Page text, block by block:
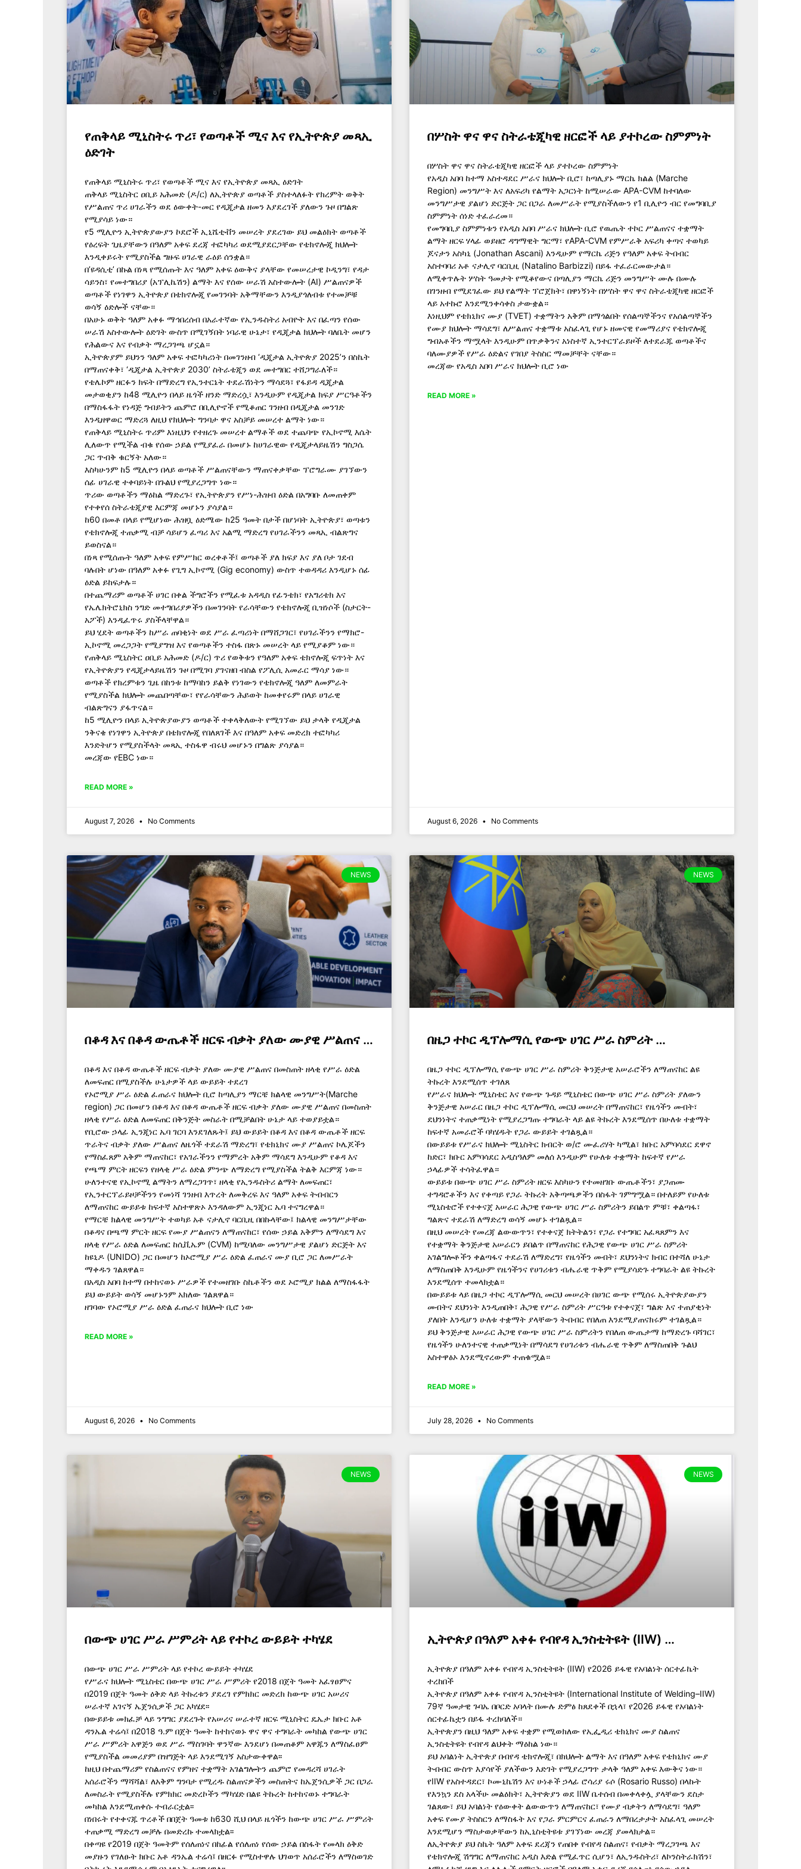
የጠቅላይ ሚኒስትሩ ጥሪ፣ የወጣቶች ሚና እና የኢትዮጵያ መጻኢ
ዕድገት
የጠቅላይ ሚኒስትሩ ጥሪ፣ የወጣቶች ሚና እና የኢትዮጵያ መጻኢ ዕድገት
ጠቅላይ ሚኒስትር ዐቢይ አሕመድ (ዶ/ር) ለኢትዮጵያ ወጣቶች ያስተላለፉት የክረምት ወቅት
የሥልጠና ጥሪ ሀገራችን ወደ ዕውቀት-መር የዲጂታል ዘመን እያደረገች ያለውን ጉዞ በግልጽ
የሚያሳይ ነው።
የ5 ሚሊዮን ኢትዮጵያውያን ኮደሮች ኢኒሼቲቭን መሠረት ያደረገው ይህ መልዕክት ወጣቶች
የዕረፍት ጊዜያቸውን በዓለም አቀፍ ደረጃ ተፎካካሪ ወደሚያደርጋቸው የቴክኖሎጂ ክህሎት
እንዲቀይሩት የሚያስችል ግዙፍ ሀገራዊ ራዕይ ሰንቋል።
በ’ዩዳሲቲ’ በኩል በነጻ የሚሰጡት እና ዓለም አቀፍ ዕውቅና ያላቸው የመሠረታዊ ኮዲንግ፣ የዳታ
ሳይንስ፣ የመተግበሪያ (አፕሊኬሽን) ልማት እና የሰው ሠራሽ አስተውሎት (AI) ሥልጠናዎች
ወጣቶች የነገዋን ኢትዮጵያ በቴክኖሎጂ የመገንባት አቅማቸውን እንዲያጎለብቱ የተመቻቹ
ወሳኝ ዕድሎች ናቸው።
በአሁኑ ወቅት ዓለም አቀፉ ማኅበረሰብ በአራተኛው የኢንዱስትሪ አብዮት እና በፈጣን የሰው
ሠራሽ አስተውሎት ዕድገት ውስጥ በሚገኝበት ነባራዊ ሁኔታ፣ የዲጂታል ክህሎት ባለቤት መሆን
የሕልውና እና የብቃት ማረጋገጫ ሆኗል።
ኢትዮጵያም ይህንን ዓለም አቀፍ ተፎካካሪነት በመገንዘብ ‘ዲጂታል ኢትዮጵያ 2025’ን በስኬት
በማጠናቀቅ፣ ‘ዲጂታል ኢትዮጵያ 2030’ ስትራቴጂን ወደ መተግበር ተሸጋግራለች።
የቴሌኮም ዘርፉን ክፍት በማድረግ የኢንተርኔት ተደራሽነትን ማሳደጓ፣ የፋይዳ ዲጂታል
መታወቂያን ከ48 ሚሊዮን በላይ ዜጎች ዘንድ ማድረሷ፣ እንዲሁም የዲጂታል ክፍያ ሥርዓቶችን
በማስፋፋት የነዳጅ ግብይትን ጨምሮ በቢሊዮኖች የሚቆጠር ገንዘብ በዲጂታል መንገድ
እንዲዘዋወር ማድረጓ ለዚህ የክህሎት ግንባታ ዋና አስቻይ መሠረተ ልማት ነው።
የጠቅላይ ሚኒስትሩ ጥሪም እነዚህን የተዘረጉ መሠረተ ልማቶች ወደ ተጨባጭ የኢኮኖሚ እሴት
ሊለውጥ የሚችል ብቁ የሰው ኃይል የሚያፈራ በመሆኑ ከሀገራዊው የዲጂታላይዜሽን ግስጋሴ
ጋር ጥብቅ ቁርኝት አለው።
እስካሁንም ከ5 ሚሊዮን በላይ ወጣቶች ሥልጠናቸውን ማጠናቀቃቸው ፕሮግራሙ ያገኘውን
ሰፊ ሀገራዊ ተቀባይነት በጉልህ የሚያረጋግጥ ነው።
ጥሪው ወጣቶችን ማዕከል ማድረጉ፣ የኢትዮጵያን የሥነ-ሕዝብ ዕድል በአግባቡ ለመጠቀም
የተቀየሰ ስትራቴጂያዊ እርምጃ መሆኑን ያሳያል።
ከ60 በመቶ በላይ የሚሆነው ሕዝቧ ዕድሜው ከ25 ዓመት በታች በሆነባት ኢትዮጵያ፣ ወጣቱን
የቴክኖሎጂ ተጠቃሚ ብቻ ሳይሆን ፈጣሪ እና አልሚ ማድረግ የሀገራችንን መጻኢ ብልጽግና
ይወስናል።
በነጻ የሚሰጡት ዓለም አቀፍ የምሥክር ወረቀቶች፤ ወጣቶች ያለ ክፍያ እና ያለ ቦታ ገደብ
ባሉበት ሆነው በዓለም አቀፉ የጊግ ኢኮኖሚ (Gig economy) ውስጥ ተወዳዳሪ እንዲሆኑ ሰፊ
ዕድል ይከፍታሉ።
በተጨማሪም ወጣቶች ሀገር በቀል ችግሮችን የሚፈቱ አዳዲስ የፊንቴክ፣ የአግሪቴክ እና
የኤሌክትሮኒክስ ንግድ መተግበሪያዎችን በመገንባት የራሳቸውን የቴክኖሎጂ ቢዝነሶች (ስታርት-
አፖች) እንዲፈጥሩ ያስችላቸዋል።
ይህ ሂደት ወጣቶችን ከሥራ ጠባቂነት ወደ ሥራ ፈጣሪነት በማሸጋገር፣ የሀገራችንን የማክሮ-
ኢኮኖሚ መረጋጋት የሚያግዝ እና የወጣቶችን ተስፋ በጽኑ መሠረት ላይ የሚያቆም ነው።
የጠቅላይ ሚኒስትር ዐቢይ አሕመድ (ዶ/ር) ጥሪ የወቅቱን የዓለም አቀፍ ቴክኖሎጂ ፍጥነት እና
የኢትዮጵያን የዲጂታላይዜሽን ጉዞ በሚገባ ያገናዘበ ብስል የፖሊሲ አመራር ማሳያ ነው።
ወጣቶች የክረምቱን ጊዜ በከንቱ ከማባከን ይልቅ የነገውን የቴክኖሎጂ ዓለም ለመምራት
የሚያስችል ክህሎት መጨበጣቸው፣ የየራሳቸውን ሕይወት ከመቀየሩም በላይ ሀገራዊ
ብልጽግናን ያፋጥናል።
ከ5 ሚሊዮን በላይ ኢትዮጵያውያን ወጣቶች ተቀላቅለውት የሚገኘው ይህ ታላቅ የዲጂታል
ንቅናቄ የነገዋን ኢትዮጵያ በቴክኖሎጂ የበለጸገች እና በዓለም አቀፍ መድረክ ተፎካካሪ
እንድትሆን የሚያስችላት መጻኢ ተስፋዋ ብሩህ መሆኑን በግልጽ ያሳያል።
መረጃው የEBC ነው።
READ MORE »
August 7, 2026 No Comments
በሦስት ዋና ዋና ስትራቴጂካዊ ዘርፎች ላይ ያተኮረው ስምምነት
በሦስት ዋና ዋና ስትራቴጂካዊ ዘርፎች ላይ ያተኮረው ስምምነት
የአዲስ አበባ ከተማ አስተዳደር ሥራና ክህሎት ቢሮ፣ ከጣሊያኑ ማርኬ ክልል (Marche
Region) መንግሥት እና ለአፍሪካ የልማት አጋርነት ከሚሠራው APA-CVM ከተባለው
መንግሥታዊ ያልሆነ ድርጅት ጋር በጋራ ለመሥራት የሚያስችለውን የ1 ቢሊዮን ብር የመግባቢያ
ስምምነት ሰነድ ተፈራረመ።
የመግባቢያ ስምምነቱን የአዲስ አበባ ሥራና ክህሎት ቢሮ የዉጤት ተኮር ሥልጠናና ተቋማት
ልማት ዘርፍ ሃላፊ ወይዘሮ ዳግማዊት ግርማ፣ የAPA-CVM የምሥራቅ አፍሪካ ቀጣና ተወካይ
ጆናታን አስካኒ (Jonathan Ascani) እንዲሁም የማርኬ ሪጅን የዓለም አቀፍ ትብብር
አስተባባሪ አቶ ናታሊኖ ባርቢዚ (Natalino Barbizzi) በይፋ ተፈራርመውታል።
ለሚቀጥሉት ሦስት ዓመታት የሚቆየውና በጣሊያን ማርኬ ሪጅን መንግሥት ሙሉ በሙሉ
በገንዘብ የሚደገፈው ይህ የልማት ፕሮጀክት፣ በዋነኝነት በሦስት ዋና ዋና ስትራቴጂካዊ ዘርፎች
ላይ አተኩሮ እንደሚንቀሳቀስ ታውቋል።
እነዚህም የቴክኒክና ሙያ (TVET) ተቋማትን አቅም በማጎልበት የሰልጣኞችንና የአሰልጣኞችን
የሙያ ክህሎት ማሳደግ፣ ለሥልጠና ተቋማቱ አስፈላጊ የሆኑ ዘመናዊ የመማሪያና የቴክኖሎጂ
ግብአቶችን ማሟላት እንዲሁም በጥቃቅንና አነስተኛ ኢንተርፕራይዞች ለተደራጁ ወጣቶችና
ባለሙያዎች የሥራ ዕድልና የገበያ ትስስር ማመቻቸት ናቸው።
መረጃው የአዲስ አበባ ሥራና ክህሎት ቢሮ ነው
READ MORE »
August 6, 2026 No Comments
NEWS
በቆዳ እና በቆዳ ውጤቶች ዘርፍ ብቃት ያለው ሙያዊ ሥልጠና …
በቆዳ እና በቆዳ ውጤቶች ዘርፍ ብቃት ያለው ሙያዊ ሥልጠና በመስጠት ዘላቂ የሥራ ዕድል
ለመፍጠር በሚያስችሉ ሁኔታዎች ላይ ውይይት ተደረገ
የኦሮሚያ ሥራ ዕድል ፈጠራና ክህሎት ቢሮ ከጣሊያን ማርቼ ክልላዊ መንግሥት(Marche
region) ጋር በመሆን በቆዳ እና በቆዳ ውጤቶች ዘርፍ ብቃት ያለው ሙያዊ ሥልጠና በመስጠት
ዘላቂ የሥራ ዕድል ለመፍጠር በቅንጅት መስራት በሚቻልበት ሁኔታ ላይ ተወያይቷል።
የቢሮው ኃላፊ ኢንጂነር ኤባ ገርባ እንደገለጹት፤ ይህ ውይይት በቆዳ እና በቆዳ ውጤቶች ዘርፍ
ጥራትና ብቃት ያለው ሥልጠና ለዜጎች ተደራሽ ማድረግ፣ የቴክኒክና ሙያ ሥልጠና ኮሌጆችን
የማስፈጸም አቅም ማጠናከር፣ የአገራችንን የማምረት አቅም ማሳደግ እንዲሁም የቆዳ እና
የጫማ ምርት ዘርፍን የዘላቂ ሥራ ዕድል ምንጭ ለማድረግ የሚያስችል ትልቅ እርምጃ ነው።
ሁለንተናዊ የኢኮኖሚ ልማትን ለማረጋገጥ፣ ዘላቂ የኢንዱስትሪ ልማት ለመፍጠር፣
የኢንተርፕራይዞቻችንን የመነሻ ገንዘብ እጥረት ለመቅረፍ እና ዓለም አቀፍ ትብብርን
ለማጠናከር ውይይቱ ከፍተኛ አስተዋጽኦ እንዳለውም ኢንጂነር ኤባ ተናግረዋል።
የማርቼ ክልላዊ መንግሥት ተወካይ አቶ ናታሊኖ ባርቢዚ በበኩላቸው፤ ክልላዊ መንግሥታቸው
በቆዳና በጫማ ምርት ዘርፍ የሙያ ሥልጠናን ለማጠናከር፣ የሰው ኃይል አቅምን ለማሳደግ እና
ዘላቂ የሥራ ዕድል ለመፍጠር ከሲቪኤም (CVM) ከሚባለው መንግሥታዊ ያልሆነ ድርጅት እና
ከዩኒዶ (UNIDO) ጋር በመሆን ከኦሮሚያ ሥራ ዕድል ፈጠራና ሙያ ቢሮ ጋር ለመሥራት
ማቀዱን ገልጸዋል።
በአዲስ አበባ ከተማ በተከናወኑ ሥራዎች የተመዘገቡ ስኬቶችን ወደ ኦሮሚያ ክልል ለማስፋፋት
ይህ ውይይት ወሳኝ መሆኑንም አክለው ገልጸዋል።
ዘገባው የኦሮሚያ ሥራ ዕድል ፈጠራና ክህሎት ቢሮ ነው
READ MORE »
August 6, 2026 No Comments
NEWS
በዜጋ ተኮር ዲፕሎማሲ የውጭ ሀገር ሥራ ስምሪት …
በዜጋ ተኮር ዲፕሎማሲ የውጭ ሀገር ሥራ ስምሪት ቅንጅታዊ አሠራሮችን ለማጠናከር ልዩ
ትኩረት እንደሚሰጥ ተገለጸ
የሥራና ክህሎት ሚኒስቴር እና የውጭ ጉዳይ ሚኒስቴር በውጭ ሀገር ሥራ ስምሪት ያለውን
ቅንጅታዊ አሠራር በዜጋ ተኮር ዲፕሎማሲ መርህ መሠረት በማጠናከር፣ የዜጎችን መብት፣
ደህንነትና ተጠቃሚነት የሚያረጋግጡ ተግባራት ላይ ልዩ ትኩረት እንደሚሰጥ በሁለቱ ተቋማት
ከፍተኛ አመራሮች ባካሄዱት የጋራ ውይይት ተገልጿል።
በውይይቱ የሥራና ክህሎት ሚኒስትር ክብርት ወ/ሮ ሙፈሪሃት ካሚል፣ ክቡር አምባሳደር ደዋኖ
ከድር፣ ክቡር አምባሳደር አዲስዓለም መለሰ እንዲሁም የሁለቱ ተቋማት ከፍተኛ የሥራ
ኃላፊዎች ተሳትፈዋል።
ውይይቱ በውጭ ሀገር ሥራ ስምሪት ዘርፍ እስካሁን የተመዘገቡ ውጤቶችን፣ ያጋጠሙ
ተግዳሮቶችን እና የቀጣይ የጋራ ትኩረት አቅጣጫዎችን በስፋት ገምግሟል። በተለይም የሁለቱ
ሚኒስቴሮች የተቀናጀ አሠራር ሕጋዊ የውጭ ሀገር ሥራ ስምሪትን ይበልጥ ምቹ፣ ቀልጣፋ፣
ግልጽና ተደራሽ ለማድረግ ወሳኝ መሆኑ ተገልጿል።
በዚህ መሠረት የመረጃ ልውውጥን፣ የተቀናጀ ክትትልን፣ የጋራ የተግባር አፈጻጸምን እና
የተቋማት ቅንጅታዊ አሠራርን ይበልጥ በማጠናከር የሕጋዊ የውጭ ሀገር ሥራ ስምሪት
አገልግሎቶችን ቀልጣፋና ተደራሽ ለማድረግ፣ የዜጎችን መብት፣ ደህንነትና ክብር በተሻለ ሁኔታ
ለማስጠበቅ እንዲሁም የዜጎችንና የሀገሪቱን ብሔራዊ ጥቅም የሚያሳድጉ ተግባራት ልዩ ትኩረት
እንደሚሰጥ ተመላክቷል።
በውይይቱ ላይ በዜጋ ተኮር ዲፕሎማሲ መርህ መሠረት በሀገር ውጭ የሚሰሩ ኢትዮጵያውያን
መብትና ደህንነት እንዲጠበቅ፣ ሕጋዊ የሥራ ስምሪት ሥርዓቱ የተቀናጀ፣ ግልጽ እና ተጠያቂነት
ያለበት እንዲሆን ሁለቱ ተቋማት ያላቸውን ትብብር የበለጠ እንደሚያጠናክሩም ተገልጿል።
ይህ ቅንጅታዊ አሠራር ሕጋዊ የውጭ ሀገር ሥራ ስምሪትን የበለጠ ውጤታማ ከማድረጉ ባሻገር፣
የዜጎችን ሁለንተናዊ ተጠቃሚነት በማሳደግ የሀገሪቱን ብሔራዊ ጥቅም ለማስጠበቅ ጉልህ
አስተዋፅኦ እንደሚኖረውም ተጠቁሟል።
READ MORE »
July 28, 2026 No Comments
NEWS
በውጭ ሀገር ሥራ ሥምሪት ላይ የተኮረ ውይይት ተካሄደ
በውጭ ሀገር ሥራ ሥምሪት ላይ የተኮረ ውይይት ተካሄደ
የሥራና ክህሎት ሚኒስቴር በውጭ ሀገር ሥራ ሥምሪት የ2018 በጀት ዓመት አፈፃፀምና
በ2019 በጀት ዓመት ዕቅድ ላይ ትኩረቱን ያደረገ የምክክር መድረክ ከውጭ ሀገር አሠሪና
ሠራተኛ አገናኝ ኤጀንሲዎች ጋር አካሄደ፡፡
በውይይቱ መክፈቻ ላይ ንግግር ያደረጉት የአሠሪና ሠራተኛ ዘርፍ ሚኒስትር ዴኤታ ክቡር አቶ
ዳንኤል ተሬሳ፤ በ2018 ዓ.ም በጀት ዓመት ከተከናወኑ ዋና ዋና ተግባራት መካከል የውጭ ሀገር
ሥራ ሥምሪት አዋጅን ወደ ሥራ ማስገባት ዋንኛው እንደሆነ በመጠቆም አዋጁን ለማስፈፀም
የሚያስችል መመሪያም በዝግጅት ላይ እንደሚገኝ አስታውቀዋል፡፡
ከዚህ በተጨማሪም የስልጠናና የምዘና ተቋማት አገልግሎትን ጨምሮ የመዳረሻ ሀገራት
አሰራሮችን ማሻሻል፣ ለአቅም ግንባታ የሚረዱ ስልጠናዎችን መስጠትና ከኤጀንሲዎች ጋር በጋራ
ለመስራት የሚያስችሉ የምክክር መድረኮችን ማካሄድ በልዩ ትኩረት ከተከናወኑ ተግባራት
መካከል እንደሚጠቀሱ ተብራርቷል፡፡
በነበሩት የተቀናጁ ጥረቶች በበጀት ዓመቱ ከ630 ሺህ በላይ ዜጎችን ከውጭ ሀገር ሥራ ሥምሪት
ተጠቃሚ ማድረግ መቻሉ በመድረኩ ተመላክቷል፡፡
በቀጣዩ የ2019 በጀት ዓመትም የሰለጠነና በከፊል የሰለጠነ የሰው ኃይል በስፋት የመላክ ዕቅድ
መያዙን የገለፁት ክቡር አቶ ዳንኤል ተሬሳ፤ በዘርፉ የሚስተዋሉ ህገወጥ አሰራሮችን ለማስወገድ
NEWS
ኢትዮጵያ በዓለም አቀፉ የብየዳ ኢንስቲትዩት (IIW) …
ኢትዮጵያ በዓለም አቀፉ የብየዳ ኢንስቲትዩት (IIW) የ2026 ይፋዊ የአባልነት ሰርተፊኬት
ተረከበች
ኢትዮጵያ በዓለም አቀፉ የብየዳ ኢንስቲትዩት (International Institute of Welding–IIW)
79ኛ ዓመታዊ ጉባኤ በቦርድ አባላት በሙሉ ድምፅ ከጸደቀች በኋላ፣ የ2026 ይፋዊ የአባልነት
ሰርተፊኬቷን በይፋ ተረክባለች።
ኢትዮጵያን በዚህ ዓለም አቀፍ ተቋም የሚወክለው የኢፌዲሪ ቴክኒክና ሙያ ስልጠና
ኢንስቲትዩት የብየዳ ልህቀት ማዕከል ነው።
ይህ አባልነት ኢትዮጵያ በብየዳ ቴክኖሎጂ፣ በክህሎት ልማት እና በዓለም አቀፍ የቴክኒክና ሙያ
ትብብር ውስጥ እያሳየች ያለችውን እድገት የሚያረጋግጥ ታላቅ ዓለም አቀፍ እውቅና ነው።
የIIW የአስተዳደር፣ ኮሙኒኬሽን እና ሁነቶች ኃላፊ ሮሳሪያ ሩሶ (Rosario Russo) በላኩት
የእንኳን ደስ አላችሁ መልዕክት፣ ኢትዮጵያን ወደ IIW ቤተሰብ በመቀላቀሏ ያላቸውን ደስታ
ገልጸው፣ ይህ አባልነት የዕውቀት ልውውጥን ለማጠናከር፣ የሙያ ብቃትን ለማሳደግ፣ ዓለም
አቀፍ የሙያ ትስስርን ለማስፋት እና የጋራ ምርምርና ፈጠራን ለማበረታታት አስፈላጊ መሠረት
እንደሚሆን ማስታወቃቸውን ከኢኒስቲትዩቱ ያገኘነው መረጃ ያመላክታል።
ለኢትዮጵያ ይህ ስኬት ዓለም አቀፍ ደረጃን የጠበቀ የብየዳ ስልጠና፣ የብቃት ማረጋገጫ እና
የቴክኖሎጂ ሽግግር ለማጠናከር አዲስ እድል የሚፈጥር ሲሆን፣ ለኢንዱስትሪ፣ ለኮንስትራክሽን፣